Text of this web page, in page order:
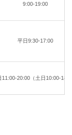
9:00-19:00
平日9:30-17:00
11:00-20:00（土日10:00-